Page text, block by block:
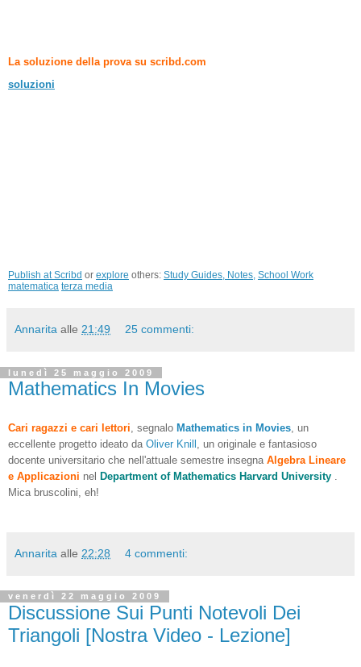
La soluzione della prova su scribd.com
soluzioni
Publish at Scribd or explore others: Study Guides, Notes, School Work
matematica terza media
Annarita alle 21:49 25 commenti:
lunedì 25 maggio 2009
Mathematics In Movies
Cari ragazzi e cari lettori , segnalo Mathematics in Movies , un
eccellente progetto ideato da Oliver Knill , un originale e fantasioso
docente universitario che nell'attuale semestre insegna Algebra Lineare
e Applicazioni nel Department of Mathematics Harvard University
Mica bruscolini, eh!
Annarita alle 22:28 4 commenti:
venerdì 22 maggio 2009
Discussione Sui Punti Notevoli Dei
Triangoli [Nostra Video - Lezione]